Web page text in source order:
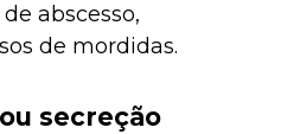
abscesso,
de mordidas.
secreção